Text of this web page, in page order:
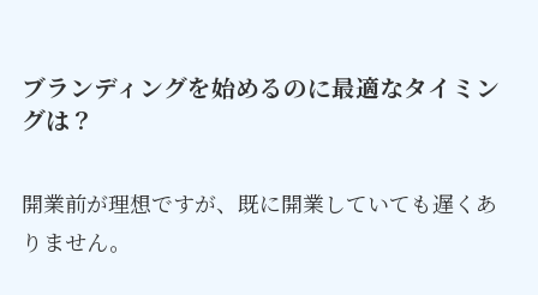
ブランディングを始めるのに最適なタイミン
グは？
開業前が理想ですが、既に開業していても遅くあ
りません。